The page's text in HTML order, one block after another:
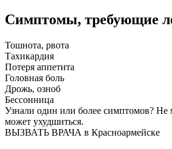
Симптомы, требующие
Тошнота, рвота
Тахикардия
Потеря аппетита
Головная боль
Дрожь, озноб
Бессонница
Узнали один или более симптомов? Не
может ухудшиться.
ВЫЗВАТЬ ВРАЧА в Красноармейске